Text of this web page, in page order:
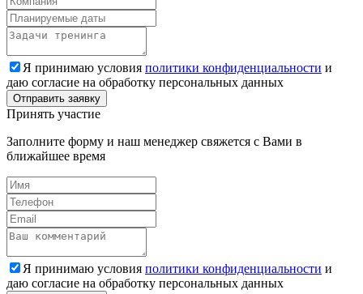
Я принимаю условия политики конфиденциальности и
даю согласие на обработку персональных данных
Принять участие
Заполните форму и наш менеджер свяжется с Вами в
ближайшее время
Я принимаю условия политики конфиденциальности и
даю согласие на обработку персональных данных